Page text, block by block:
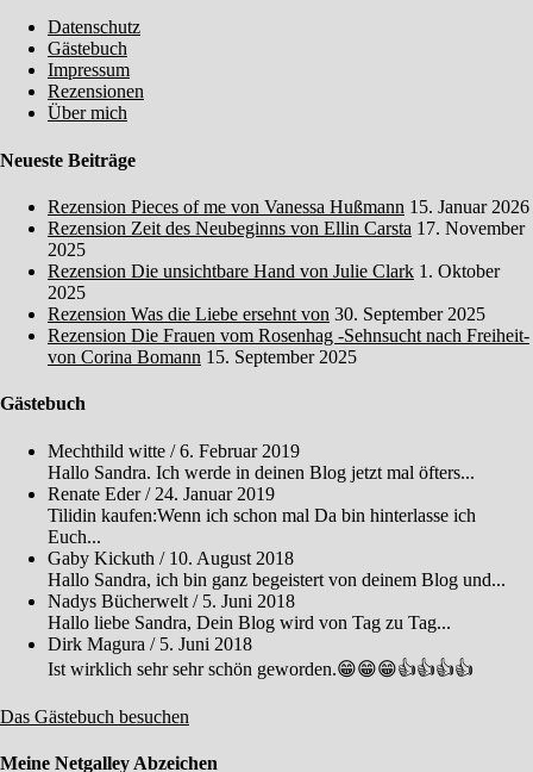
Datenschutz
Gästebuch
Impressum
Rezensionen
Über mich
Neueste Beiträge
Rezension Pieces of me von Vanessa Hußmann 15. Januar 2026
Rezension Zeit des Neubeginns von Ellin Carsta 17. November
2025
Rezension Die unsichtbare Hand von Julie Clark 1. Oktober
2025
Rezension Was die Liebe ersehnt von 30. September 2025
Rezension Die Frauen vom Rosenhag -Sehnsucht nach Freiheit-
von Corina Bomann 15. September 2025
Gästebuch
Mechthild witte /6. Februar 2019
Hallo Sandra. Ich werde in deinen Blog jetzt mal öfters...
Renate Eder/ 24. Januar 2019
Tilidin kaufen:Wenn ich schon mal Da bin hinterlasse ich
Euch...
Gaby Kickuth / 10. August 2018
Hallo Sandra, ich bin ganz begeistert von deinem Blog und...
Nadys Bücherwelt / 5. Juni 2018
Hallo liebe Sandra, Dein Blog wird von Tag zu Tag...
Dirk Magura / 5. Juni 2018
Ist wirklich sehr sehr schön geworden.😁😁😁👍👍👍👍
Das Gästebuch besuchen
Meine Netgalley Abzeichen